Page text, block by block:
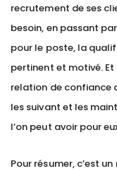
recrutement de ses
besoin, en passant
pour le poste, la
pertinent et motivé.
relation de confiance
les suivant et les
l’on peut avoir pour
Pour résumer, c’est un